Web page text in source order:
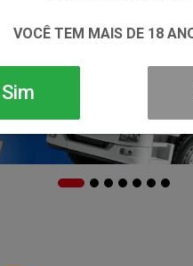
VOCÊ TEM MAIS DE 18
Sim